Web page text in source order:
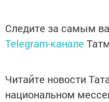
Следите за самым
Telegram-канале
Читайте новости
национальном